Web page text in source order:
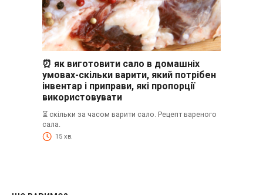
⏰ як виготовити сало в домашніх
умовах-скільки варити, який потрібен
інвентар і приправи, які пропорції
використовувати
⏳ скільки за часом варити сало. Рецепт вареного
сала.
15 хв.